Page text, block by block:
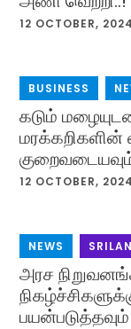
12 OCTOBER, 2024
BUSINESS
கடும்
மரக்கறிகளின்
12 OCTOBER, 2024
NEWS
அரச